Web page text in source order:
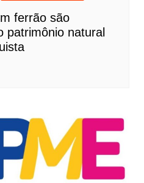
ferrão são
patrimônio natural